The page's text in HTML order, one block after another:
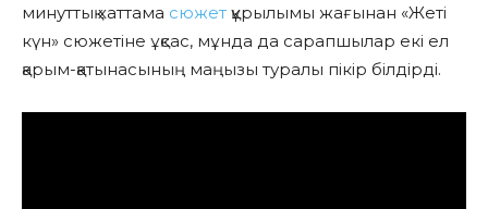
минуттық хаттама сюжет құрылымы жағынан «Жеті
күн» сюжетіне ұқсас, мұнда да сарапшылар екі ел
қарым-қатынасының маңызы туралы пікір білдірді.